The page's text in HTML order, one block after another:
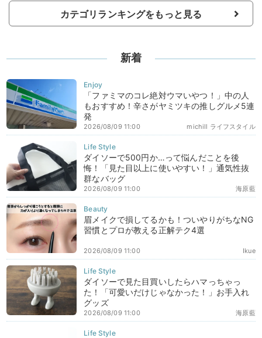
カテゴリランキングをもっと見る
新着
「ファミマのコレ絶対ウマいやつ！」中の人
もおすすめ！辛さがヤミツキの推しグルメ5連
発
michill ライフスタイル
2026/08/09 11:00
ダイソーで500円か…って悩んだことを後
悔！「見た目以上に使いやすい！」通気性抜
群なバッグ
海原藍
2026/08/09 11:00
眉メイクで損してるかも！ついやりがちなNG
習慣とプロが教える正解テク4選
Ikue
2026/08/09 11:00
ダイソーで見た目買いしたらハマっちゃっ
た！「可愛いだけじゃなかった！」お手入れ
グッズ
海原藍
2026/08/09 11:00